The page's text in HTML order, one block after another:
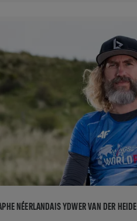
NÉERLANDAIS YDWER VAN DER HEIDE